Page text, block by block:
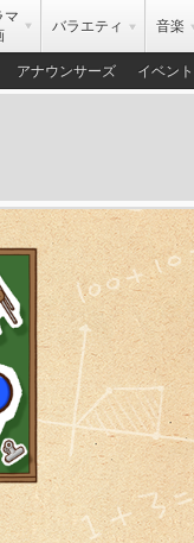
マ
バラエティ 音楽
アナウンサーズ イベント